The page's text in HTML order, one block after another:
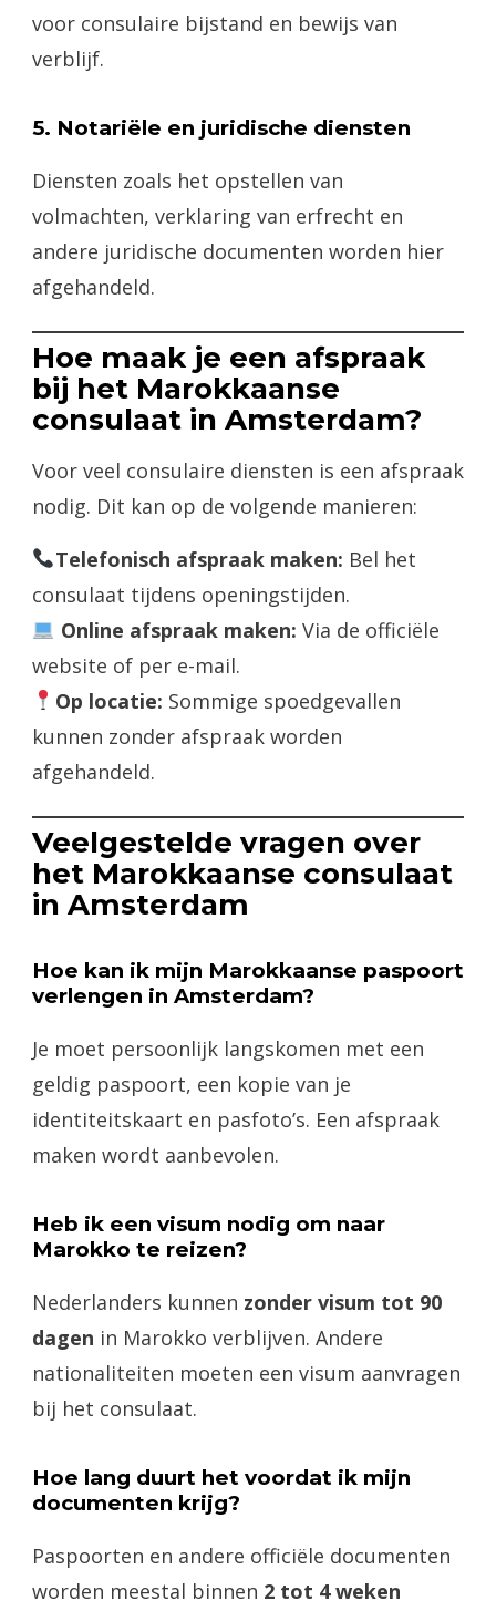
voor consulaire bijstand en bewijs van
verblijf.
5. Notariële en juridische diensten
Diensten zoals het opstellen van
volmachten, verklaring van erfrecht en
andere juridische documenten worden hier
afgehandeld.
Hoe maak je een afspraak
bij het Marokkaanse
consulaat in Amsterdam?
Voor veel consulaire diensten is een afspraak
nodig. Dit kan op de volgende manieren:
Telefonisch afspraak maken: Bel het
consulaat tijdens openingstijden.
Online afspraak maken: Via de officiële
website of per e-mail.
Op locatie: Sommige spoedgevallen
kunnen zonder afspraak worden
afgehandeld.
Veelgestelde vragen over
het Marokkaanse consulaat
in Amsterdam
Hoe kan ik mijn Marokkaanse paspoort
verlengen in Amsterdam?
Je moet persoonlijk langskomen met een
geldig paspoort, een kopie van je
identiteitskaart en pasfoto’s. Een afspraak
maken wordt aanbevolen.
Heb ik een visum nodig om naar
Marokko te reizen?
Nederlanders kunnen zonder visum tot 90
dagen in Marokko verblijven. Andere
nationaliteiten moeten een visum aanvragen
bij het consulaat.
Hoe lang duurt het voordat ik mijn
documenten krijg?
Paspoorten en andere officiële documenten
worden meestal binnen 2 tot 4 weken